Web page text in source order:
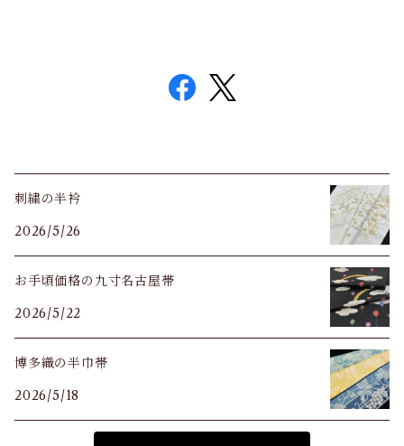
刺繍の半衿
2026/5/26
お手頃価格の九寸名古屋帯
2026/5/22
博多織の半巾帯
2026/5/18